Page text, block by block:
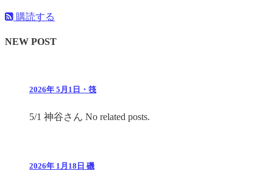
購読する
NEW POST
2026年 5月1日・筏
5/1 神谷さん No related posts.
2026年 1月18日 磯